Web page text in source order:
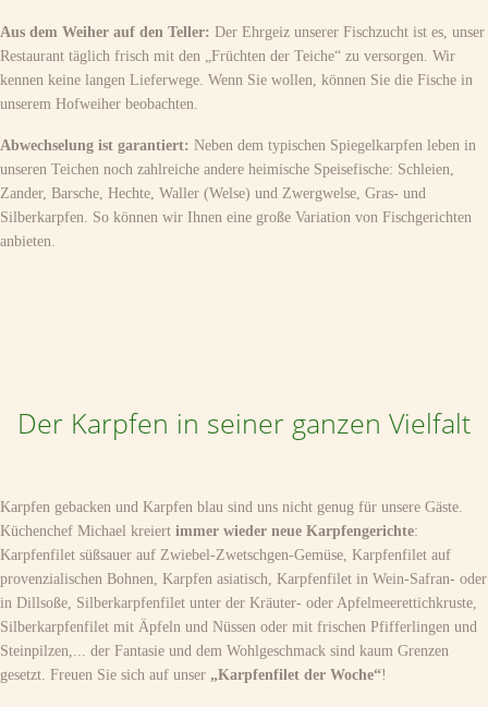
Aus dem Weiher auf den Teller: Der Ehrgeiz unserer Fischzucht ist es, unser
Restaurant täglich frisch mit den „Früchten der Teiche“ zu versorgen. Wir
kennen keine langen Lieferwege. Wenn Sie wollen, können Sie die Fische in
unserem Hofweiher beobachten.
Abwechselung ist garantiert: Neben dem typischen Spiegelkarpfen leben in
unseren Teichen noch zahlreiche andere heimische Speisefische: Schleien,
Zander, Barsche, Hechte, Waller (Welse) und Zwergwelse, Gras- und
Silberkarpfen. So können wir Ihnen eine große Variation von Fischgerichten
anbieten.
Der Karpfen in seiner ganzen Vielfalt
Karpfen gebacken und Karpfen blau sind uns nicht genug für unsere Gäste.
Küchenchef Michael kreiert immer wieder neue Karpfengerichte:
Karpfenfilet süßsauer auf Zwiebel-Zwetschgen-Gemüse, Karpfenfilet auf
provenzialischen Bohnen, Karpfen asiatisch, Karpfenfilet in Wein-Safran- oder
in Dillsoße, Silberkarpfenfilet unter der Kräuter- oder Apfelmeerettichkruste,
Silberkarpfenfilet mit Äpfeln und Nüssen oder mit frischen Pfifferlingen und
Steinpilzen,... der Fantasie und dem Wohlgeschmack sind kaum Grenzen
gesetzt. Freuen Sie sich auf unser „Karpfenfilet der Woche“!